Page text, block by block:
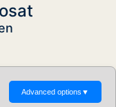
Advanced options ▼